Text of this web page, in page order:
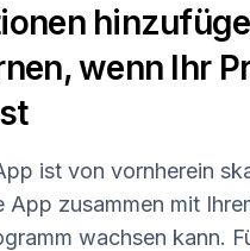
wenn Ihr
ist von vornherein
App zusammen mit
wachsen kann.